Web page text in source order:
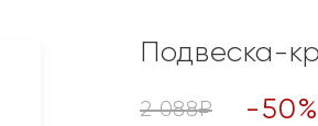
Подвеска-
2 088₽ -50%